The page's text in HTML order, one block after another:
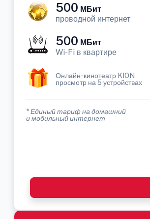
500 МБит
проводной интернет
500 МБит
Wi-Fi в квартире
Онлайн-кинотеатр KION
просмотр на 5 устройствах
* Единый тариф на домашний
и мобильный интернет